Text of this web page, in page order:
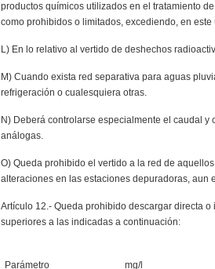
productos químicos utilizados en el tratamiento
como prohibidos o limitados, excediendo, en
L) En lo relativo al vertido de deshechos
M) Cuando exista red separativa para aguas
refrigeración o cualesquiera otras.
N) Deberá controlarse especialmente el caudal
análogas.
O) Queda prohibido el vertido a la red de
alteraciones en las estaciones depuradoras, aun
Artículo 12.- Queda prohibido descargar directa
superiores a las indicadas a continuación:
Parámetro mg/l